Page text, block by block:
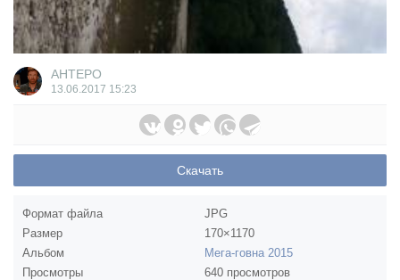
AHTEPO
13.06.2017 15:23
Скачать
Формат файла
JPG
Размер
170×1170
Альбом
Мега-говна 2015
Просмотры
640 просмотров